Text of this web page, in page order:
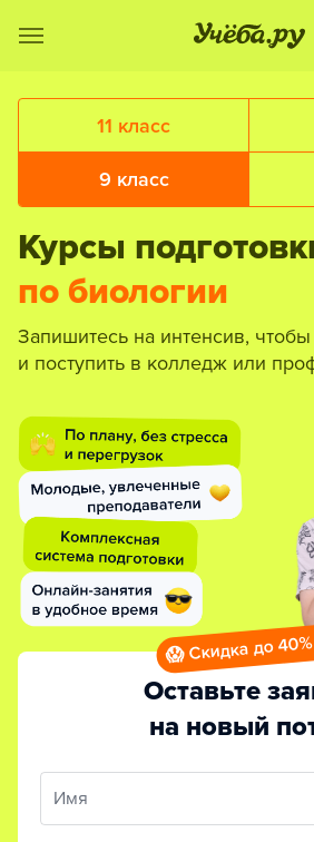
11 класс
9 класс
Курсы
по биологии
Запишитесь на интенсив,
и поступить в колледж или
Оставьте
на новый
Имя
😱 Скидка до